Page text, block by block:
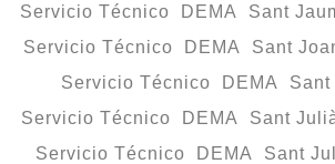
Servicio Técnico DEMA Sant
Servicio Técnico DEMA Sant
Servicio Técnico DEMA Sant
Servicio Técnico DEMA Sant
Servicio Técnico DEMA Sant